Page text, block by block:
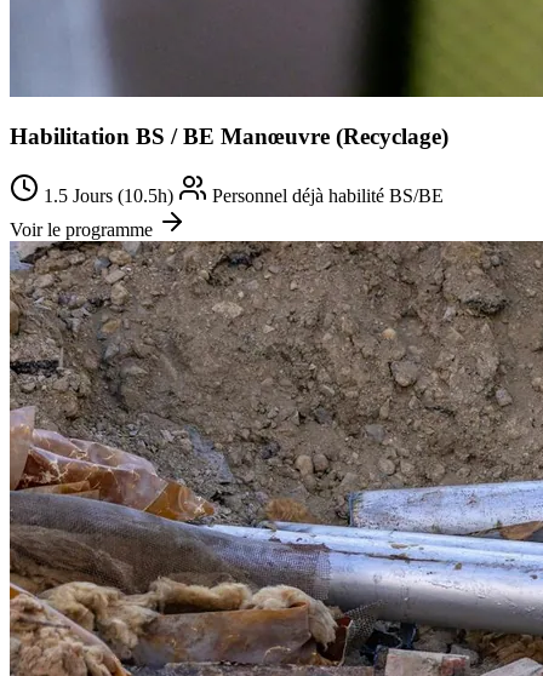
Habilitation BS / BE Manœuvre (Recyclage)
1.5 Jours (10.5h)
Personnel déjà habilité BS/BE
Voir le programme